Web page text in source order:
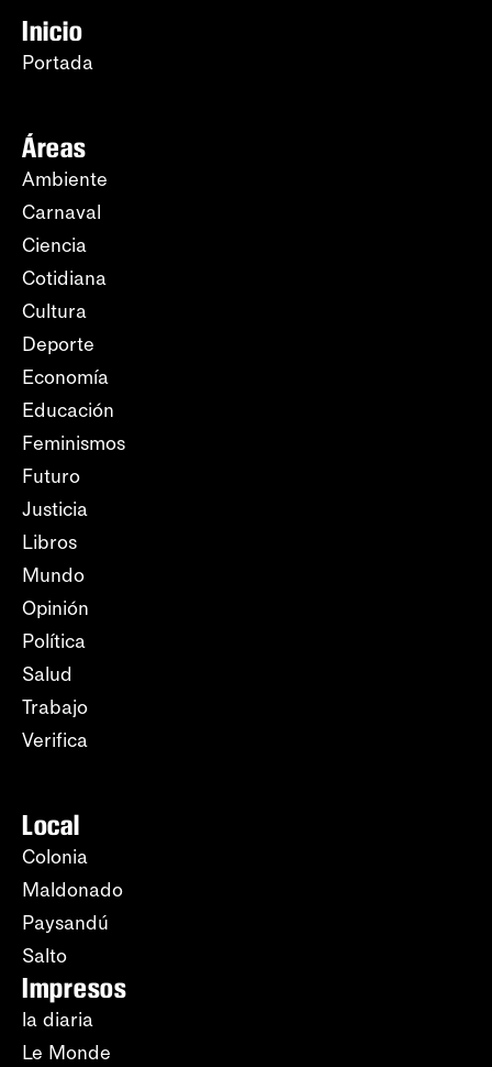
Inicio
Portada
Áreas
Ambiente
Carnaval
Ciencia
Cotidiana
Cultura
Deporte
Economía
Educación
Feminismos
Futuro
Justicia
Libros
Mundo
Opinión
Política
Salud
Trabajo
Verifica
Local
Colonia
Maldonado
Paysandú
Salto
Impresos
la diaria
Le Monde